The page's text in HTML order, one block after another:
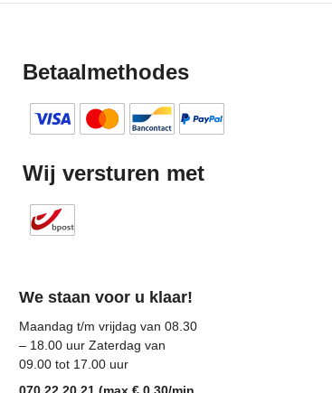
Betaalmethodes
Wij versturen met
We staan voor u klaar!
Maandag t/m vrijdag van 08.30
– 18.00 uur Zaterdag van
09.00 tot 17.00 uur